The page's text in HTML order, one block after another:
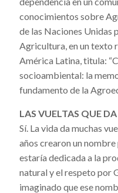
conocimientos sobre
de las Naciones Unidas
Agricultura, en un texto
América Latina, titula:
socioambiental: la
fundamento de la
LAS VUELTAS QUE
Sí. La vida da muchas
años crearon un
estaría dedicada a la
natural y el respeto por
imaginado que ese